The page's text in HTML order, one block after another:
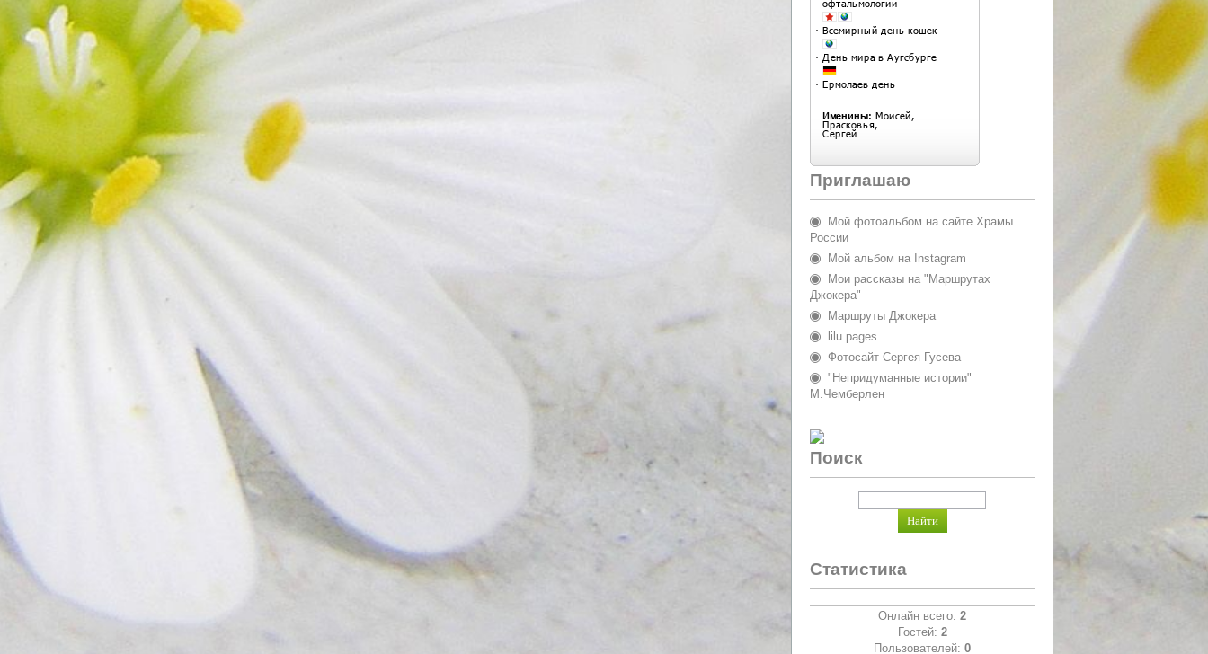
Приглашаю
Мой фотоальбом на сайте Храмы
России
Мой альбом на Instagram
Мои рассказы на "Маршрутах
Джокера"
Маршруты Джокера
lilu pages
Фотосайт Сергея Гусева
"Непридуманные истории"
М.Чемберлен
Поиск
Статистика
Онлайн всего: 2
Гостей: 2
Пользователей: 0